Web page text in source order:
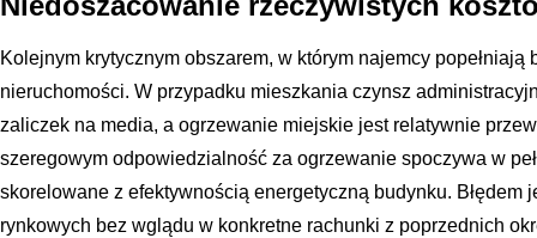
Kolejnym krytycznym obszarem, w którym najemcy popełniają
nieruchomości. W przypadku mieszkania czynsz
zaliczek na media, a ogrzewanie miejskie jest relatywnie
szeregowym odpowiedzialność za ogrzewanie spoczywa w
skorelowane z efektywnością energetyczną budynku. Błędem
rynkowych bez wglądu w konkretne rachunki z poprzednich